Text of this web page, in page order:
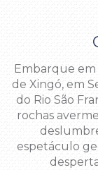
Embarque em
de Xingó, em
do Rio São
rochas
espetáculo